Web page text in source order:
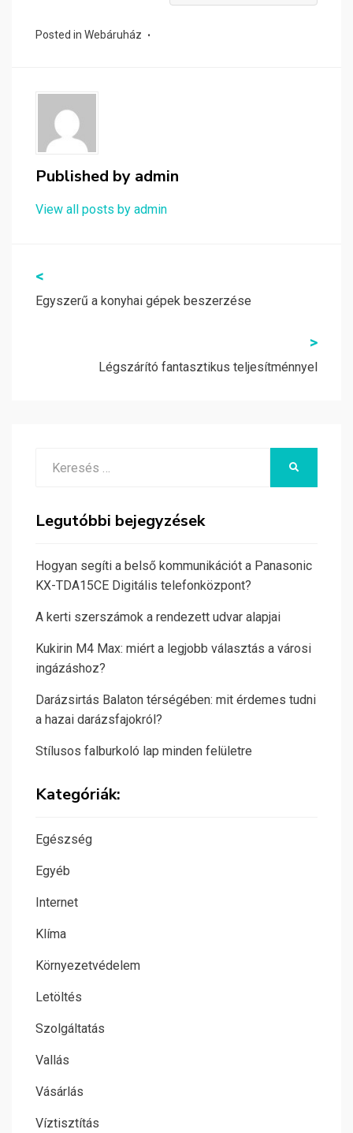
Posted in Webáruház
Published by admin
View all posts by admin
Bejegyzés
navigáció
<
Egyszerű a konyhai gépek beszerzése
>
Légszárító fantasztikus teljesítménnyel
Legutóbbi bejegyzések
Hogyan segíti a belső kommunikációt a Panasonic
KX-TDA15CE Digitális telefonközpont?
A kerti szerszámok a rendezett udvar alapjai
Kukirin M4 Max: miért a legjobb választás a városi
ingázáshoz?
Darázsirtás Balaton térségében: mit érdemes tudni
a hazai darázsfajokról?
Stílusos falburkoló lap minden felületre
Kategóriák:
Egészség
Egyéb
Internet
Klíma
Környezetvédelem
Letöltés
Szolgáltatás
Vallás
Vásárlás
Víztisztítás